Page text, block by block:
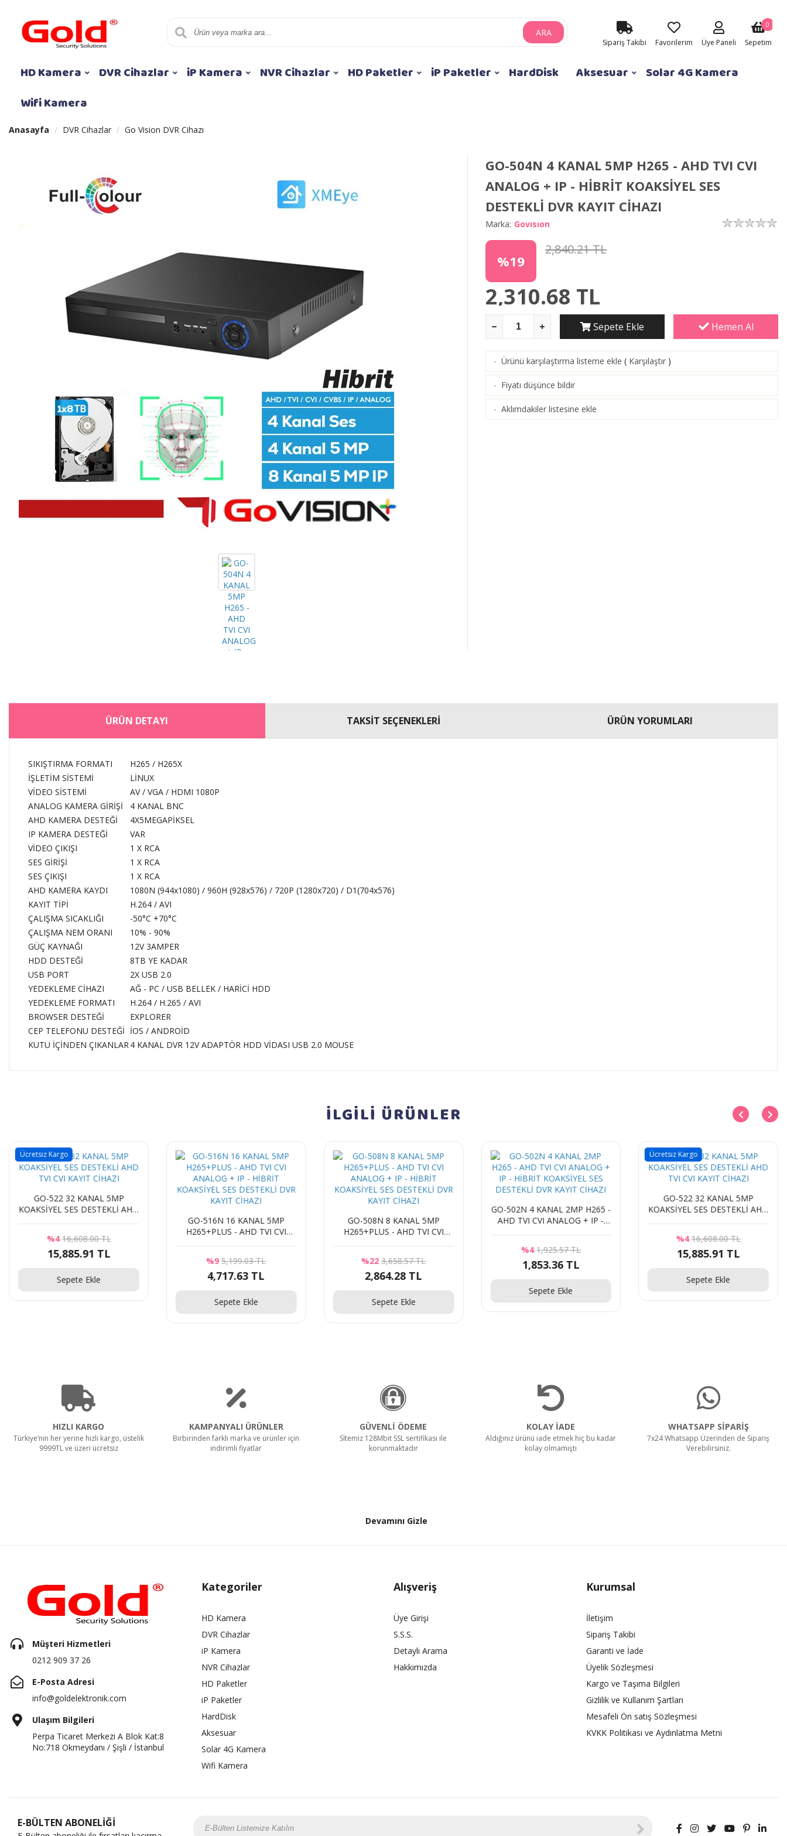
ARA
Sipariş Takibi Favorilerim Üye Paneli Sepetim
0
HD Kamera DVR Cihazlar iP Kamera NVR Cihazlar HD Paketler iP Paketler HardDisk Aksesuar
Solar 4G Kamera
Wifi Kamera
Anasayfa DVR Cihazlar Go Vision DVR Cihazı
GO-504N 4 KANAL 5MP H265 - AHD TVI CVI
ANALOG + IP - HİBRİT KOAKSİYEL SES
DESTEKLİ DVR KAYIT CİHAZI
Marka: Govısıon
%19
2,840.21 TL
2,310.68 TL
Sepete Ekle Hemen Al
· Ürünü karşılaştırma listeme ekle ( Karşılaştır )
· Fiyatı düşünce bildir
· Aklımdakiler listesine ekle
ÜRÜN DETAYI TAKSİT SEÇENEKLERİ ÜRÜN YORUMLARI
SIKIŞTIRMA FORMATI
H265 / H265X
İŞLETİM SİSTEMİ
LİNUX
VİDEO SİSTEMİ
AV / VGA / HDMI 1080P
ANALOG KAMERA GİRİŞİ
4 KANAL BNC
AHD KAMERA DESTEĞİ
4X5MEGAPİKSEL
IP KAMERA DESTEĞİ
VAR
VİDEO ÇIKIŞI
1 X RCA
SES GİRİŞİ
1 X RCA
SES ÇIKIŞI
1 X RCA
AHD KAMERA KAYDI
1080N (944x1080) / 960H (928x576) / 720P (1280x720) / D1(704x576)
KAYIT TİPİ
H.264 / AVI
ÇALIŞMA SICAKLIĞI
-50°C +70°C
ÇALIŞMA NEM ORANI
10% - 90%
GÜÇ KAYNAĞI
12V 3AMPER
HDD DESTEĞİ
8TB YE KADAR
USB PORT
2X USB 2.0
YEDEKLEME CİHAZI
AĞ - PC / USB BELLEK / HARİCİ HDD
YEDEKLEME FORMATI
H.264 / H.265 / AVI
BROWSER DESTEĞİ
EXPLORER
CEP TELEFONU DESTEĞİ İOS / ANDROİD
KUTU İÇİNDEN ÇIKANLAR4 KANAL DVR 12V ADAPTÖR HDD VİDASI USB 2.0 MOUSE
İLGİLİ ÜRÜNLER
GO-522 32 KANAL 5MP
KOAKSİYEL SES DESTEKLİ AHD
%4 16,608.00 TL
15,885.91 TL
Ücretsiz Kargo
Sepete Ekle
GO-516N 16 KANAL 5MP
H265+PLUS - AHD TVI CVI
KAYIT CİHAZI
%9 5,199.03 TL
4,717.63 TL
Sepete Ekle
GO-508N 8 KANAL 5MP
H265+PLUS - AHD TVI CVI
KAYIT CİHAZI
%22 3,658.57 TL
2,864.28 TL
Sepete Ekle
GO-502N 4 KANAL 2MP H265 -
AHD TVI CVI ANALOG + IP -
%4 1,925.57 TL
1,853.36 TL
Sepete Ekle
GO-522 32 KANAL 5MP
KOAKSİYEL SES DESTEKLİ AHD
%4 16,608.00 TL
15,885.91 TL
Ücretsiz Kargo
Sepete Ekle
HIZLI KARGO
Türkiye’nin her yerine hızlı kargo, üstelik
9999TL ve üzeri ücretsiz
KAMPANYALI ÜRÜNLER
Birbirinden farklı marka ve ürünler için
indirimli fiyatlar
GÜVENLİ ÖDEME
Sİtemiz 128Mbit SSL sertifikası ile
korunmaktadır
KOLAY İADE
Aldığınız ürünü iade etmek hiç bu kadar
kolay olmamıştı
WHATSAPP SİPARİŞ
7x24 Whatsapp Üzerinden de Sipariş
Verebilirsiniz.
Devamını Gizle
Müşteri Hizmetleri
0212 909 37 26
E-Posta Adresi
info@goldelektronik.com
Ulaşım Bilgileri
Perpa Ticaret Merkezi A Blok Kat:8
No:718 Okmeydanı / Şişli / İstanbul
Kategoriler
HD Kamera
DVR Cihazlar
iP Kamera
NVR Cihazlar
HD Paketler
iP Paketler
HardDisk
Aksesuar
Solar 4G Kamera
Wifi Kamera
Alışveriş
Üye Girişi
S.S.S.
Detaylı Arama
Hakkımızda
Kurumsal
İletişim
Sipariş Takibi
Garanti ve İade
Üyelik Sözleşmesi
Kargo ve Taşıma Bilgileri
Gizlilik ve Kullanım Şartları
Mesafeli Ön satış Sözleşmesi
KVKK Politikası ve Aydınlatma Metni
E-BÜLTEN ABONELİĞİ